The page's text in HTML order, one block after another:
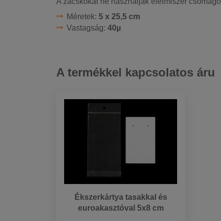
Méretek: 5 x 25,5 cm
Vastagság: 40µ
A termékkel kapcsolatos áru
Ékszerkártya tasakkal és
euroakasztóval 5x8 cm